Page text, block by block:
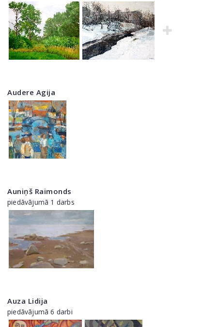
Audere Agija
Auniņš Raimonds
piedāvājumā 1 darbs
Auza Lidija
piedāvājumā 6 darbi